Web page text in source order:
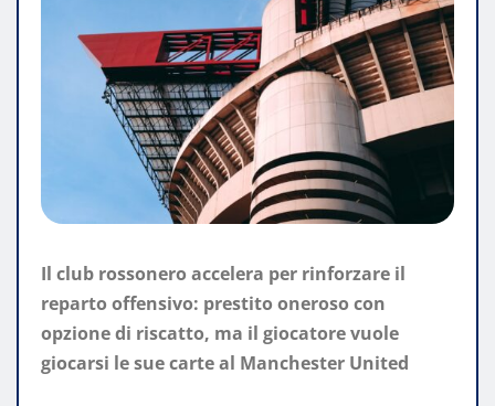
Il club rossonero accelera per rinforzare il
reparto offensivo: prestito oneroso con
opzione di riscatto, ma il giocatore vuole
giocarsi le sue carte al Manchester United